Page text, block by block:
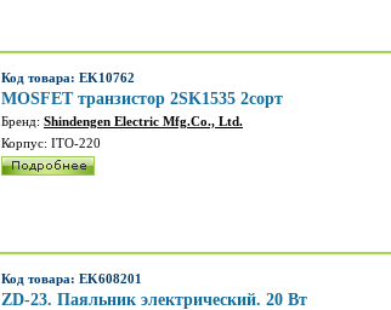
Код товара: EK10762
MOSFET транзистор 2SK1535 2сорт
Бренд: Shindengen Electric Mfg.Co., Ltd.
Корпус: ITO-220
Код товара: EK608201
ZD-23. Паяльник электрический. 20 Вт